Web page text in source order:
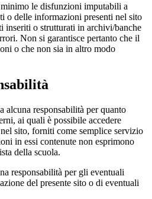
le disfunzioni imputabili a
o delle informazioni presenti nel sito
inseriti o strutturati in archivi/banche
Non si garantisce pertanto che il
o che non sia in altro modo
alcuna responsabilità per quanto
ai quali è possibile accedere
sito, forniti come semplice servizio
in essi contenute non esprimono
della scuola.
responsabilità per gli eventuali
del presente sito o di eventuali